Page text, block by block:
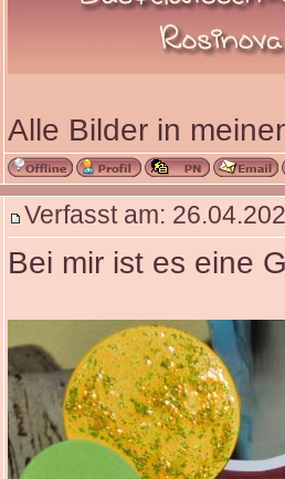
Alle Bilder in
Verfasst am:
Bei mir ist es eine